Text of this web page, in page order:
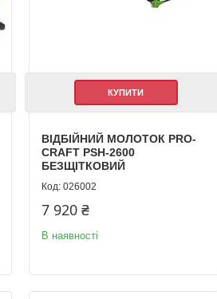
КУПИТИ
ВІДБІЙНИЙ МОЛОТОК PRO-
CRAFT PSH-2600
БЕЗЩІТКОВИЙ
026002
7 920 ₴
В наявності